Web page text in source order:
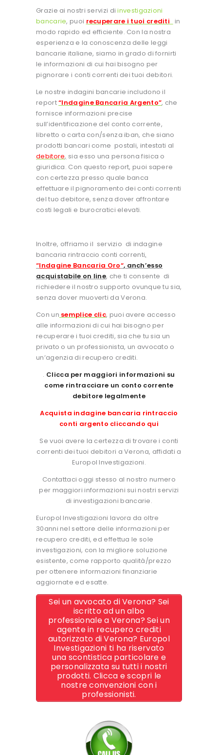
Grazie ai nostri servizi diinvestigazioni
bancarie, puoi recuperare i tuoi crediti
in
modo rapido ed efficiente. Con la nostra
esperienza e la conoscenza delle leggi
bancarie italiane, siamo in grado di fornirti
le informazioni di cui hai bisogno per
pignorare i conti correnti dei tuoi debitori.
Le nostre indagini bancarie includono il
report“Indagine Bancaria Argento”, che
fornisce informazioni precise
sull’identificazione del conto corrente,
libretto o carta con/senza iban, che siano
prodotti bancari come postali, intestati al
debitore, sia esso una persona fisica o
giuridica. Con questo report, puoi sapere
con certezza presso quale banca
effettuare il pignoramento dei conti correnti
del tuo debitore, senza dover affrontare
costi legali e burocratici elevati.
Inoltre, offriamo il servizio di indagine
bancaria rintraccio conti correnti,
“Indagine Bancaria Oro“, anch’esso
acquistabile on line, che ti consente di
richiedere il nostro supporto ovunque tu sia,
senza dover muoverti da Verona.
Con un semplice clic, puoi avere accesso
alle informazioni di cui hai bisogno per
recuperare i tuoi crediti, sia che tu sia un
privato o un professionista, un avvocato o
un’agenzia di recupero crediti.
. Clicca per maggiori informazioni su
come rintracciare un conto corrente
debitore legalmente
Acquista indagine bancaria rintraccio
conti argento cliccando qui
Se vuoi avere la certezza di trovare i conti
correnti dei tuoi debitori a Verona, affidati a
Europol Investigazioni.
Contattaci oggi stesso al nostro numero
per maggiori informazioni sui nostri servizi
di investigazioni bancarie.
Europol Investigazioni lavora da oltre
30anni nel settore delle informazioni per
recupero crediti, ed effettua le sole
investigazioni, con la migliore soluzione
esistente, come rapporto qualità/prezzo
per ottenere informazioni finanziarie
aggiornate ed esatte.
Sei un avvocato di Verona? Sei
iscritto ad un albo
professionale a Verona? Sei un
agente in recupero crediti
autorizzato di Verona? Europol
Investigazioni ti ha riservato
una scontistica particolare e
personalizzata su tutti i nostri
prodotti. Clicca e scopri le
nostre convenzioni con i
professionisti.